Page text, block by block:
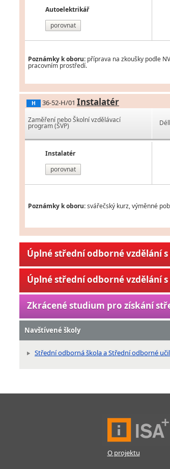
Autoelektrikář
porovnat
Poznámky k oboru: příprava na zkoušky podle
pracovním prostředí.
H 36-52-H/01 Instalatér
Zaměření nebo Školní vzdělávací
program (ŠVP)
Instalatér
porovnat
Poznámky k oboru:svářečský kurz, výměnné
Úplné střední odborné vzdělání
Úplné střední odborné vzdělání
Zkrácené studium pro získání
Navštívené školy
Střední odborná škola a Střední odborné
O projektu